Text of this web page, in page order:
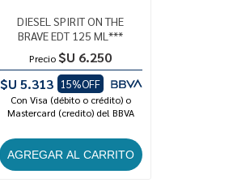
DIESEL SPIRIT ON THE
BRAVE EDT 125 ML***
Precio $U 6.250
$U 5.313 15%OFF
Con Visa (débito o crédito) o
Mastercard (credito) del BBVA